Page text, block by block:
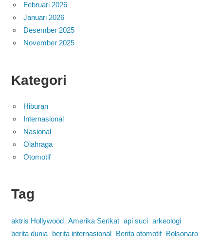
Februari 2026
Januari 2026
Desember 2025
November 2025
Kategori
Hiburan
Internasional
Nasional
Olahraga
Otomotif
Tag
aktris Hollywood Amerika Serikat api suci arkeologi
berita dunia
berita internasional Berita otomotif
Bolsonaro